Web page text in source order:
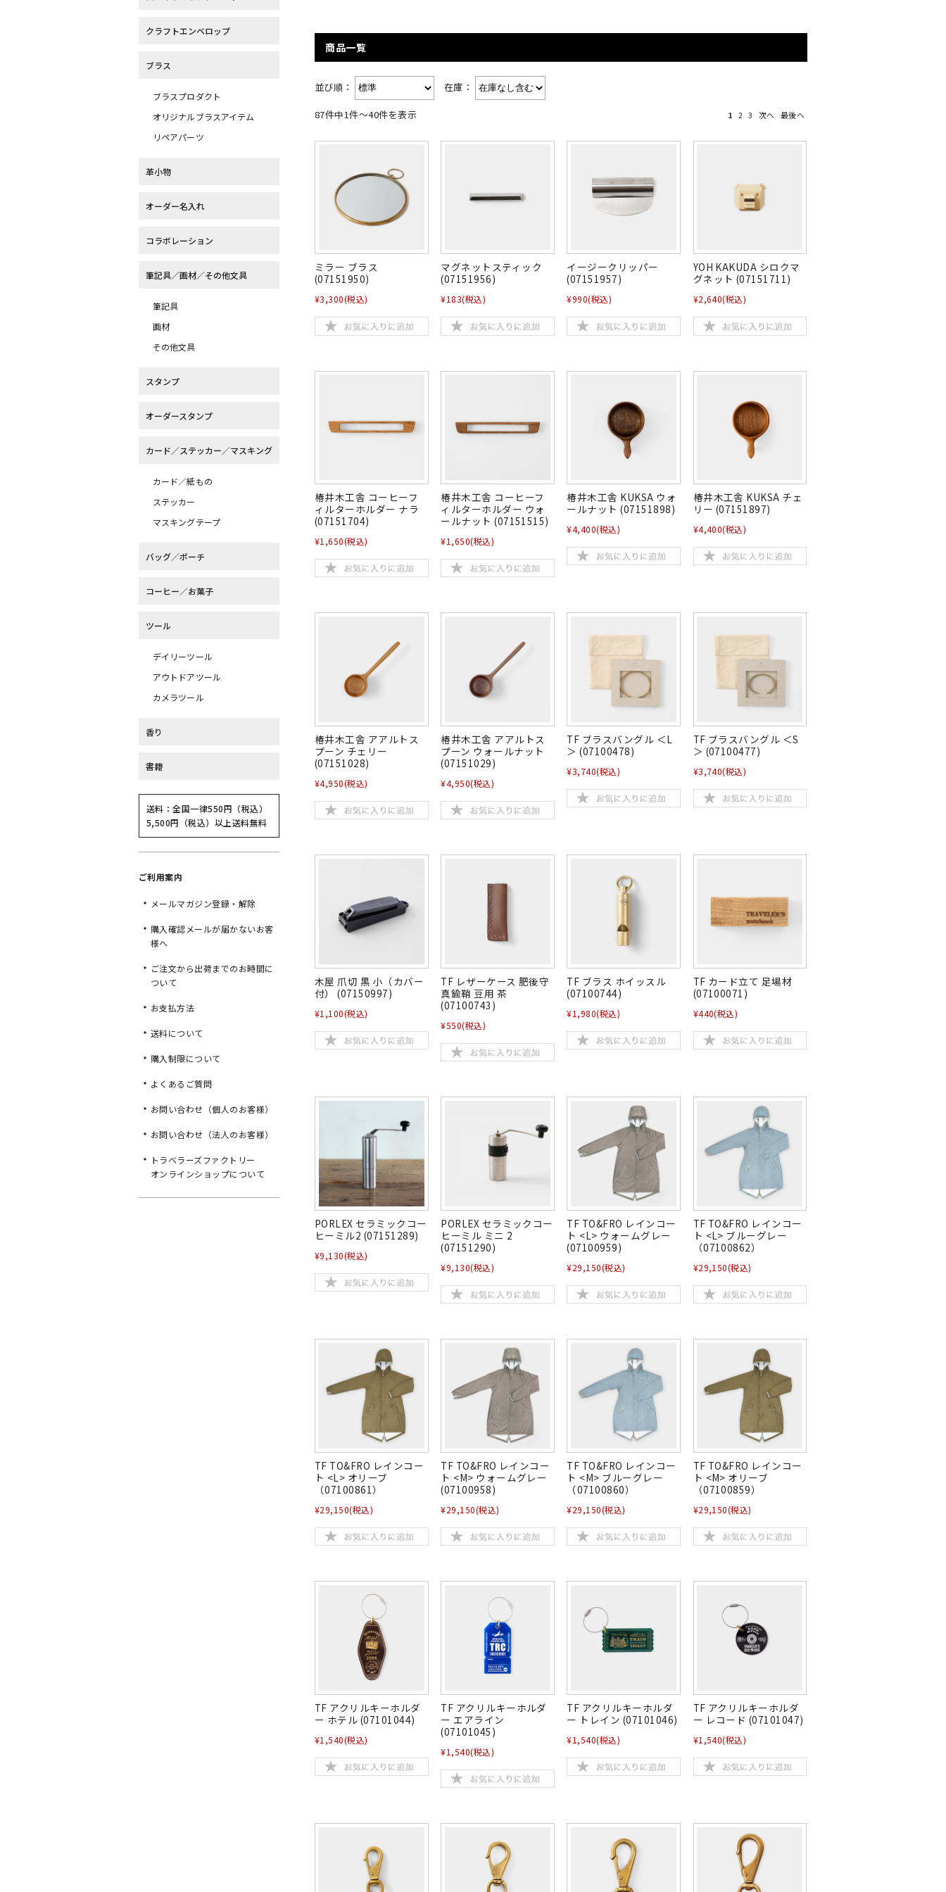
商品一覧
並び順： 在庫：
87件中1件～40件を表示 1 2 3 次へ 最後へ
ミラー ブラス
(07151950)
¥3,300(税込)
マグネットスティック
(07151956)
¥183(税込)
イージークリッパー
(07151957)
¥990(税込)
YOH KAKUDA シロクマ
グネット (07151711)
¥2,640(税込)
椿井木工舎 コーヒーフ
ィルターホルダー ナラ
(07151704)
¥1,650(税込)
椿井木工舎 コーヒーフ
ィルターホルダー ウォ
ールナット (07151515)
¥1,650(税込)
椿井木工舎 KUKSA ウォ
ールナット (07151898)
¥4,400(税込)
椿井木工舎 KUKSA チェ
リー (07151897)
¥4,400(税込)
椿井木工舎 アアルトス
プーン チェリー
(07151028)
¥4,950(税込)
椿井木工舎 アアルトス
プーン ウォールナット
(07151029)
¥4,950(税込)
TF ブラスバングル ＜L
＞ (07100478)
¥3,740(税込)
TF ブラスバングル ＜S
＞ (07100477)
¥3,740(税込)
木屋 爪切 黒 小（カバー
付） (07150997)
¥1,100(税込)
TF レザーケース 肥後守
真鍮鞘 豆用 茶
(07100743)
¥550(税込)
TF ブラス ホイッスル
(07100744)
¥1,980(税込)
TF カード立て 足場材
(07100071)
¥440(税込)
PORLEX セラミックコー
ヒーミル2 (07151289)
¥9,130(税込)
PORLEX セラミックコー
ヒーミル ミニ 2
(07151290)
¥9,130(税込)
TF TO&FRO レインコー
ト <L> ウォームグレー
(07100959)
¥29,150(税込)
TF TO&FRO レインコー
ト <L> ブルーグレー
（07100862）
¥29,150(税込)
TF TO&FRO レインコー
ト <L> オリーブ
（07100861）
¥29,150(税込)
TF TO&FRO レインコー
ト <M> ウォームグレー
(07100958)
¥29,150(税込)
TF TO&FRO レインコー
ト <M> ブルーグレー
（07100860）
¥29,150(税込)
TF TO&FRO レインコー
ト <M> オリーブ
（07100859）
¥29,150(税込)
TF アクリルキーホルダ
ー ホテル (07101044)
¥1,540(税込)
TF アクリルキーホルダ
ー エアライン
(07101045)
¥1,540(税込)
TF アクリルキーホルダ
ー トレイン (07101046)
¥1,540(税込)
TF アクリルキーホルダ
ー レコード (07101047)
¥1,540(税込)
クラフトエンベロップ
ブラス
ブラスプロダクト
オリジナルブラスアイテム
リペアパーツ
革小物
オーダー名入れ
コラボレーション
筆記具／画材／その他文具
筆記具
画材
その他文具
スタンプ
オーダースタンプ
カード／ステッカー／マスキング
カード／紙もの
ステッカー
マスキングテープ
バッグ／ポーチ
コーヒー／お菓子
ツール
デイリーツール
アウトドアツール
カメラツール
香り
書籍
送料：全国一律550円（税込）
5,500円（税込）以上送料無料
ご利用案内
メールマガジン登録・解除
購入確認メールが届かないお客
様へ
ご注文から出荷までのお時間に
ついて
お支払方法
送料について
購入制限について
よくあるご質問
お問い合わせ（個人のお客様）
お問い合わせ（法人のお客様）
トラベラーズファクトリー
オンラインショップについて